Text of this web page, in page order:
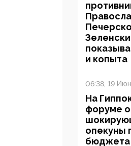
и копыта
06:38, 19
На
форуме
опекуны
бюджета